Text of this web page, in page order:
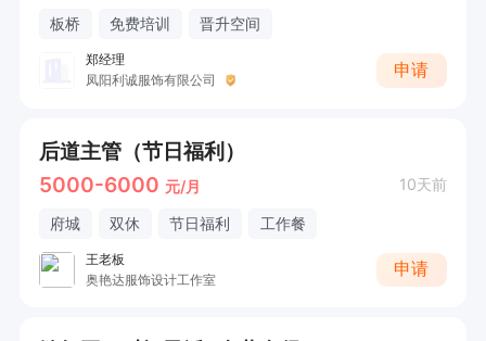
板桥 免费培训 晋升空间
郑经理
凤阳利诚服饰有限公司
申请
后道主管（节日福利）
5000-6000 元/月 10天前
府城 双休 节日福利 工作餐
王老板
奥艳达服饰设计工作室
申请